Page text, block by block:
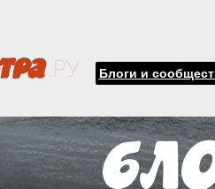
Блоги и